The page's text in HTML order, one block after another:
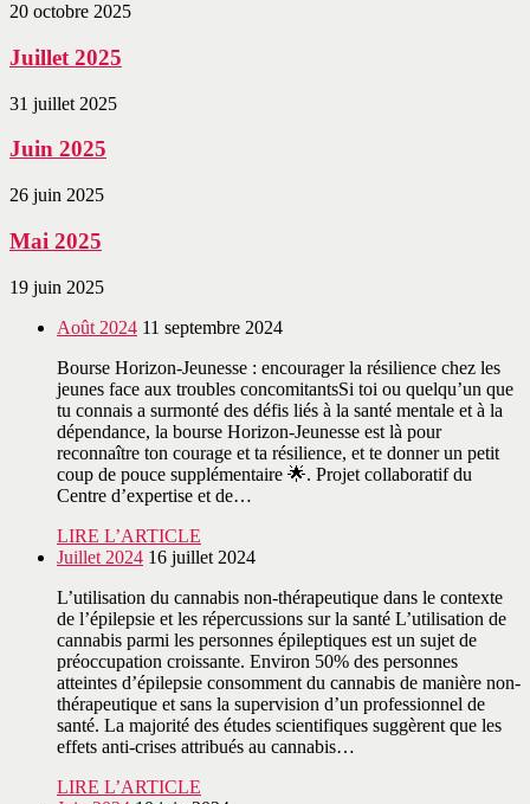
20 octobre 2025
Juillet 2025
31 juillet 2025
Juin 2025
26 juin 2025
Mai 2025
19 juin 2025
Août 2024 11 septembre 2024
Bourse Horizon-Jeunesse : encourager la résilience chez les
jeunes face aux troubles concomitantsSi toi ou quelqu’un que
tu connais a surmonté des défis liés à la santé mentale et à la
dépendance, la bourse Horizon-Jeunesse est là pour
reconnaître ton courage et ta résilience, et te donner un petit
coup de pouce supplémentaire 🌟. Projet collaboratif du
Centre d’expertise et de…
LIRE L’ARTICLE
Juillet 2024 16 juillet 2024
L’utilisation du cannabis non-thérapeutique dans le contexte
de l’épilepsie et les répercussions sur la santé L’utilisation de
cannabis parmi les personnes épileptiques est un sujet de
préoccupation croissante. Environ 50% des personnes
atteintes d’épilepsie consomment du cannabis de manière non-
thérapeutique et sans la supervision d’un professionnel de
santé. La majorité des études scientifiques suggèrent que les
effets anti-crises attribués au cannabis…
LIRE L’ARTICLE